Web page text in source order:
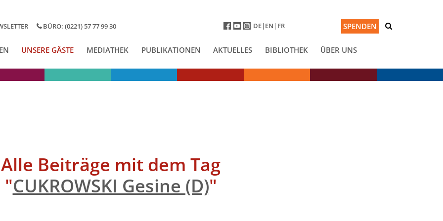
BÜRO: (0221) 57 77 99 30 SPENDEN
DE EN FR
UNSERE GÄSTE MEDIATHEK PUBLIKATIONEN AKTUELLES BIBLIOTHEK ÜBER UNS
Alle Beiträge mit dem Tag
"CUKROWSKI Gesine (D)"